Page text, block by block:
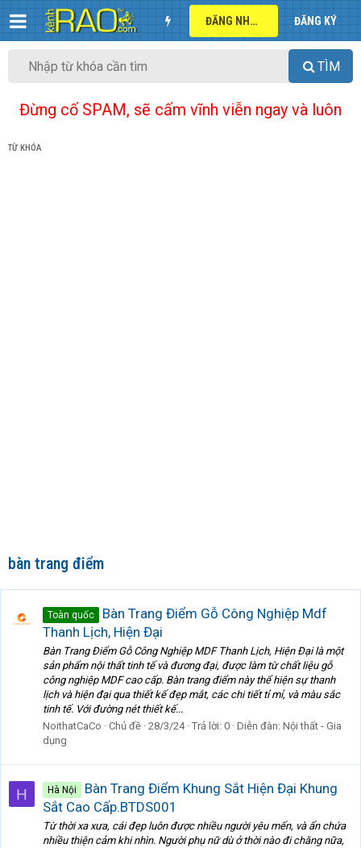
ĐĂNG NHẬP ĐĂNG KÝ
TÌM
Đừng cố SPAM, sẽ cấm vĩnh viễn ngay và luôn
TỪ KHÓA
bàn trang điểm
Toàn quốc
Bàn Trang Điểm Gỗ Công Nghiệp Mdf
Thanh Lịch, Hiện Đại
Bàn Trang Điểm Gỗ Công Nghiệp MDF Thanh Lịch, Hiện Đại là một
sản phẩm nội thất tinh tế và đương đại, được làm từ chất liệu gỗ
công nghiệp MDF cao cấp. Bàn trang điểm này thể hiện sự thanh
lịch và hiện đại qua thiết kế đẹp mắt, các chi tiết tỉ mỉ, và màu sắc
tinh tế. Với đường nét thiết kế...
NoithatCaCo
Chủ đề 28/3/24 Trả lời: 0 Diễn đàn: Nội thất - Gia
dụng
H Hà Nội
Bàn Trang Điểm Khung Sắt Hiện Đại Khung
Sắt Cao Cấp.BTDS001
Từ thời xa xưa, cái đẹp luôn được nhiều người yêu mến, và ấn chứa
nhiều thiện cảm khi nhìn. Người phụ nữ dù ở thời nào đi chăng nữa,